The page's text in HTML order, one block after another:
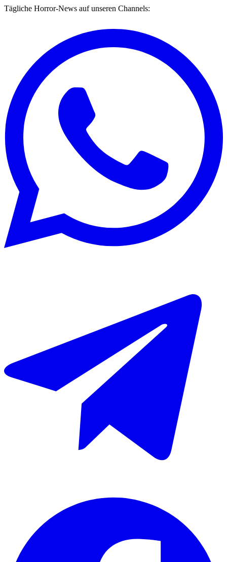
Tägliche Horror-News auf unseren Channels: